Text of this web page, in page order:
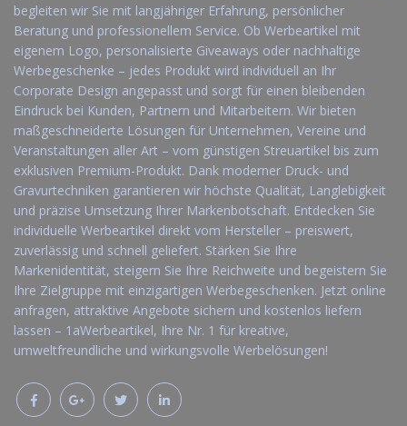
begleiten wir Sie mit langjähriger Erfahrung, persönlicher
Beratung und professionellem Service. Ob Werbeartikel mit
eigenem Logo, personalisierte Giveaways oder nachhaltige
Werbegeschenke – jedes Produkt wird individuell an Ihr
Corporate Design angepasst und sorgt für einen bleibenden
Eindruck bei Kunden, Partnern und Mitarbeitern. Wir bieten
maßgeschneiderte Lösungen für Unternehmen, Vereine und
Veranstaltungen aller Art – vom günstigen Streuartikel bis zum
exklusiven Premium-Produkt. Dank moderner Druck- und
Gravurtechniken garantieren wir höchste Qualität, Langlebigkeit
und präzise Umsetzung Ihrer Markenbotschaft. Entdecken Sie
individuelle Werbeartikel direkt vom Hersteller – preiswert,
zuverlässig und schnell geliefert. Stärken Sie Ihre
Markenidentität, steigern Sie Ihre Reichweite und begeistern Sie
Ihre Zielgruppe mit einzigartigen Werbegeschenken. Jetzt online
anfragen, attraktive Angebote sichern und kostenlos liefern
lassen – 1aWerbeartikel, Ihre Nr. 1 für kreative,
umweltfreundliche und wirkungsvolle Werbelösungen!